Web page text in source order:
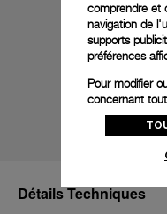
Détails Techniques
comprendre et
navigation de
supports
préférences
Pour modifier
concernant
cliquez sur «
politique des
donnez votre
des cookies